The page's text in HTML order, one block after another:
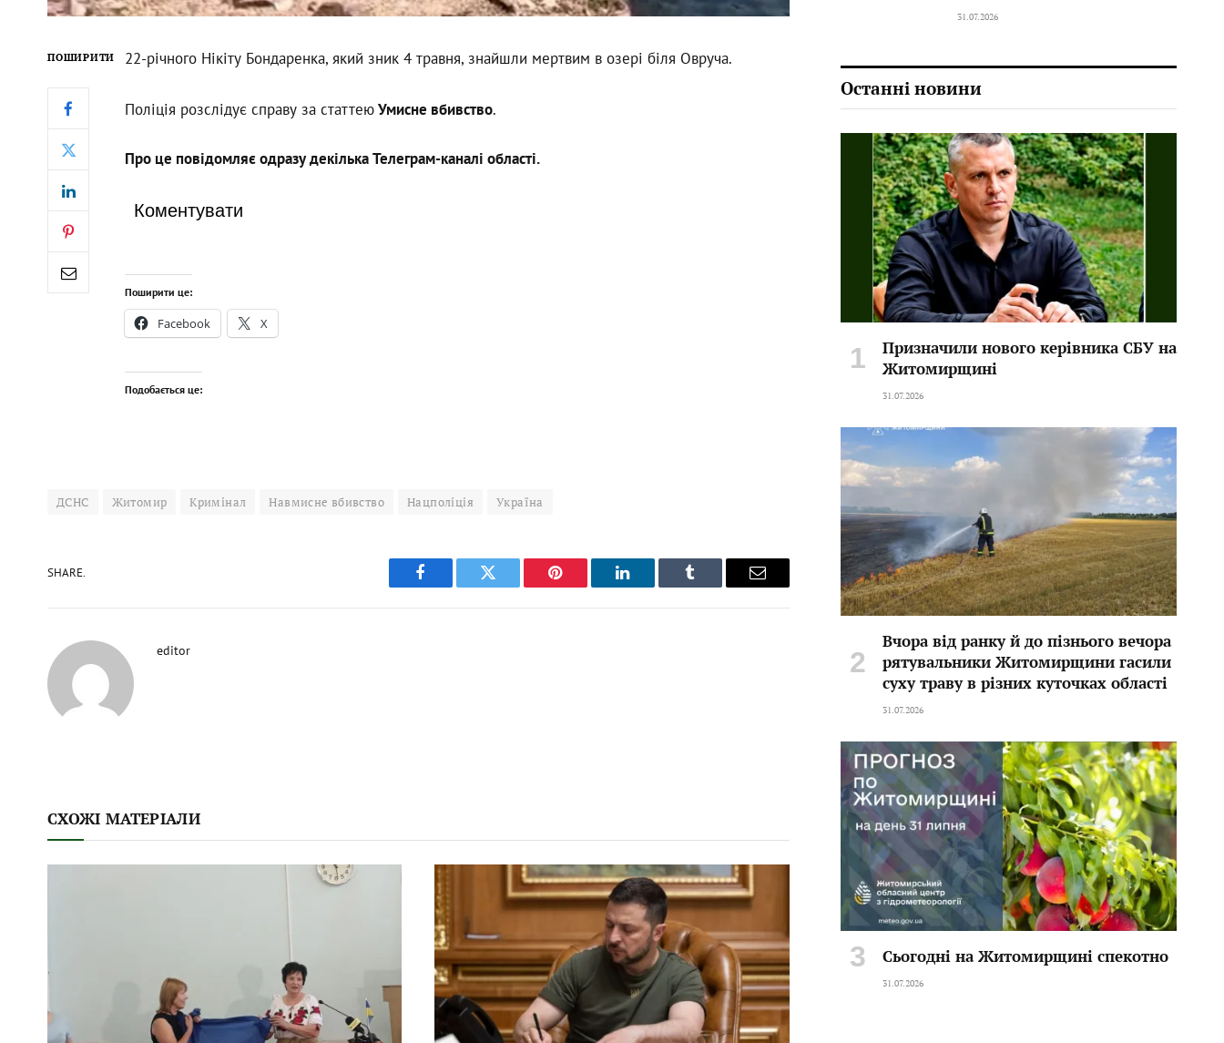
ПОШИРИТИ 22-річного Нікіту Бондаренка, який зник 4 травня, знайшли мертвим в озері біля Овруча.
Поліція розслідує справу за статтеюУмисне вбивство.
Про це повідомляє одразу декілька Телеграм-каналі області.
Коментувати
Поширити це:
Facebook X
Подобається це:
ДСНС Житомир Кримінал Навмисне вбивство Нацполіція Україна
SHARE.
Facebook Twitter Pinterest LinkedIn Tumblr Email
editor
СХОЖІ МАТЕРІАЛИ
31.07.2026
Останні новини
Призначили нового керівника СБУ на
Житомирщині
31.07.2026
Вчора від ранку й до пізнього вечора
рятувальники Житомирщини гасили
суху траву в різних куточках області
31.07.2026
Сьогодні на Житомирщині спекотно
31.07.2026